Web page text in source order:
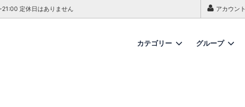
アカウント
定休日はありません
カテゴリー グループ